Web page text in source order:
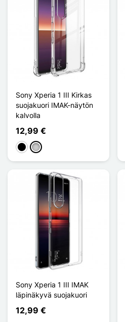
Sony Xperia 1 III Kirkas
suojakuori IMAK-näytön
kalvolla
12,99 €
MustaTransparent
Sony Xperia 1 III IMAK
läpinäkyvä suojakuori
12,99 €